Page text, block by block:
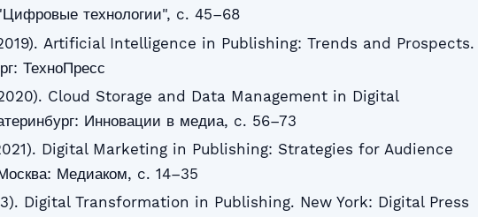
технологии", c. 45–68
Artificial Intelligence in Publishing: Trends and Prospects.
ТехноПресс
Cloud Storage and Data Management in Digital
Инновации в медиа, c. 56–73
Digital Marketing in Publishing: Strategies for Audience
Медиаком, c. 14–35
Digital Transformation in Publishing. New York: Digital Press